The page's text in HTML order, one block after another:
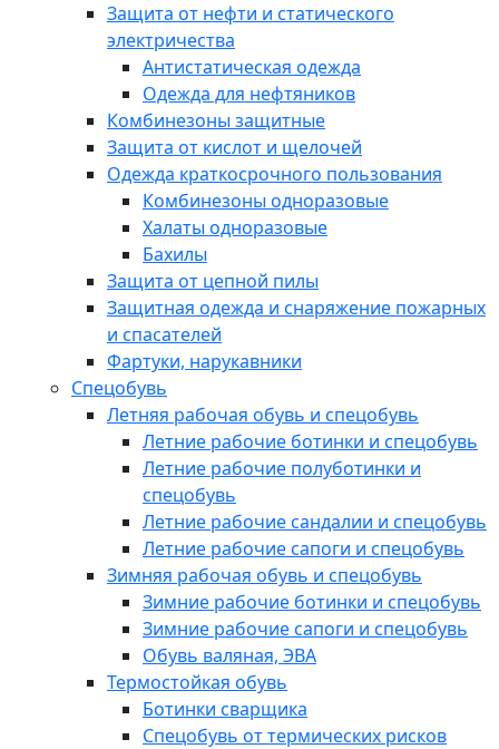
Защита от нефти и статического
электричества
Антистатическая одежда
Одежда для нефтяников
Комбинезоны защитные
Защита от кислот и щелочей
Одежда краткосрочного пользования
Комбинезоны одноразовые
Халаты одноразовые
Бахилы
Защита от цепной пилы
Защитная одежда и снаряжение пожарных
и спасателей
Фартуки, нарукавники
Спецобувь
Летняя рабочая обувь и спецобувь
Летние рабочие ботинки и спецобувь
Летние рабочие полуботинки и
спецобувь
Летние рабочие сандалии и спецобувь
Летние рабочие сапоги и спецобувь
Зимняя рабочая обувь и спецобувь
Зимние рабочие ботинки и спецобувь
Зимние рабочие сапоги и спецобувь
Обувь валяная, ЭВА
Термостойкая обувь
Ботинки сварщика
Спецобувь от термических рисков